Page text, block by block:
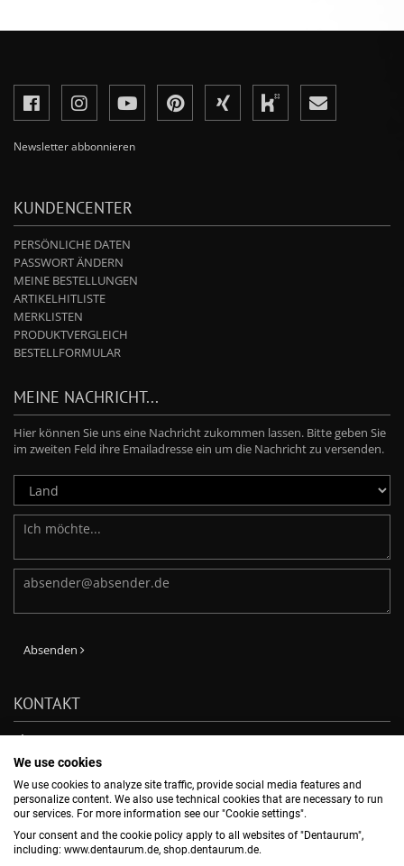
Newsletter abbonnieren
KUNDENCENTER
PERSÖNLICHE DATEN
PASSWORT ÄNDERN
MEINE BESTELLUNGEN
ARTIKELHITLISTE
MERKLISTEN
PRODUKTVERGLEICH
BESTELLFORMULAR
MEINE NACHRICHT...
Hier können Sie uns eine Nachricht zukommen lassen. Bitte geben Sie
im zweiten Feld ihre Emailadresse ein um die Nachricht zu versenden.
Absenden
KONTAKT
Phone: +49-7231-803-210
E-Mail:
verkauf@dentaurum.de
DENTAURUM GmbH & Co. KG
Turnstr. 31, 75228 Ispringen, -
NEWSLETTER ABBONNIEREN
We use cookies
We use cookies to analyze site traffic, provide social media features and
personalize content. We also use technical cookies that are necessary to run
our services. For more information see our "Cookie settings".
Your consent and the cookie policy apply to all websites of "Dentaurum",
including: www.dentaurum.de, shop.dentaurum.de.